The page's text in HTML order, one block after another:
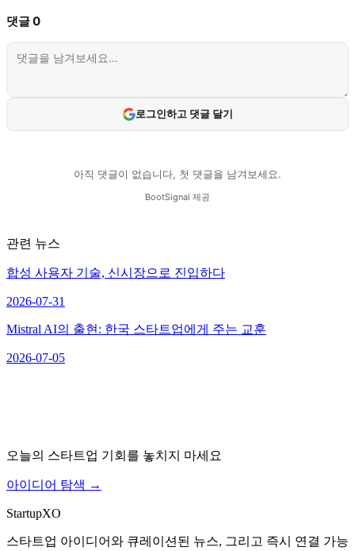
관련 뉴스
합성 사용자 기술, 신시장으로 진입하다
2026-07-31
Mistral AI의 출현: 한국 스타트업에게 주는 교훈
2026-07-05
오늘의 스타트업 기회를 놓치지 마세요
아이디어 탐색 →
StartupXO
스타트업 아이디어와 큐레이션된 뉴스, 그리고 즉시 연결 가능